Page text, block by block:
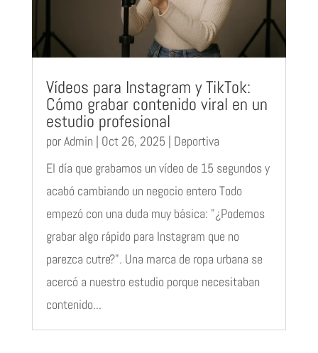
Vídeos para Instagram y TikTok:
Cómo grabar contenido viral en un
estudio profesional
porAdmin | Oct 26, 2025 | Deportiva
El día que grabamos un vídeo de 15 segundos y
acabó cambiando un negocio entero Todo
empezó con una duda muy básica: "¿Podemos
grabar algo rápido para Instagram que no
parezca cutre?". Una marca de ropa urbana se
acercó a nuestro estudio porque necesitaban
contenido...